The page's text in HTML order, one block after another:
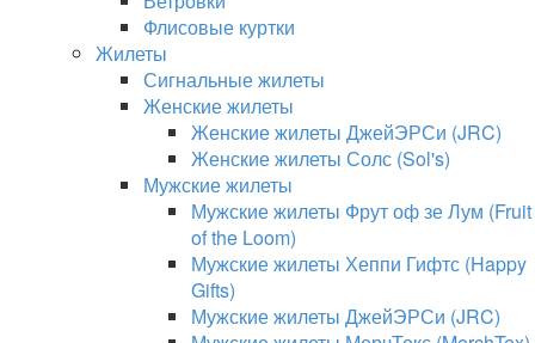
Флисовые куртки
Жилеты
Сигнальные жилеты
Женские жилеты
Женские жилеты ДжейЭРСи (JRC)
Женские жилеты Солс (Sol's)
Мужские жилеты
Мужские жилеты Фрут оф зе Лум (Fruit
of the Loom)
Мужские жилеты Хеппи Гифтс (Happy
Gifts)
Мужские жилеты ДжейЭРСи (JRC)